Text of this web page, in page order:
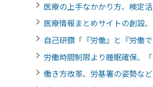
医療の上手なかかり方、検
医療情報まとめサイトの創
自己研鑽「『労働』と『労
労働時間制限より睡眠確保
働き方改革、労基署の姿勢